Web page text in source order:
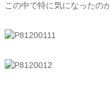
この中で特に気になったのが